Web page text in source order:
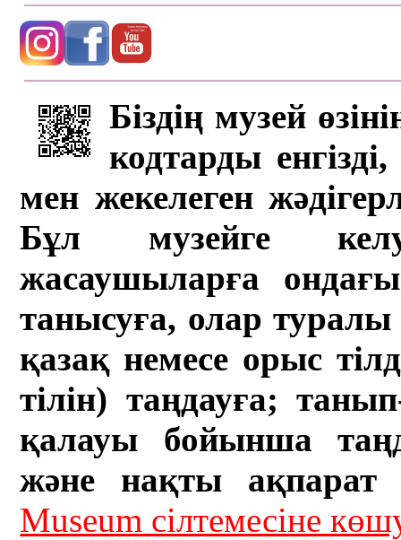
Біздің музей
кодтарды
мен жекелеген
Бұл музейге
жасаушыларға
танысуға, олар туралы
қазақ немесе орыс
тілін) таңдауға;
қалауы бойынша
және нақты ақпарат
Museum сілтемесіне